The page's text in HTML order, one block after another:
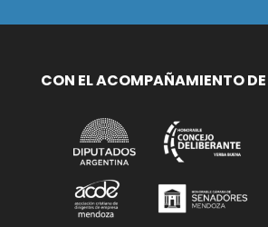
CON EL ACOMPAÑAMIENTO DE